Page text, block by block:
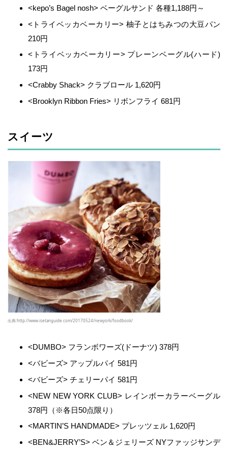
<kepo’s Bagel nosh> ベーグルサンド 各種1,188円～
<トライベッカベーカリー> 柚子とはちみつの大豆パン
210円
<トライベッカベーカリー> プレーンベーグル(ハード)
173円
<Crabby Shack> クラブロール 1,620円
<Brooklyn Ribbon Fries> リボンフライ 681円
スイーツ
出典:http://www.isetanguide.com/20170524/newyork/foodbook/
<DUMBO> フランボワーズ(ドーナツ) 378円
<バビーズ> アップルパイ 581円
<バビーズ> チェリーパイ 581円
<NEW NEW YORK CLUB> レインボーカラーベーグル
378円（※各日50点限り）
<MARTIN’S HANDMADE> プレッツェル 1,620円
<BEN&JERRY’S> ベン＆ジェリーズ NYファッジサンデ